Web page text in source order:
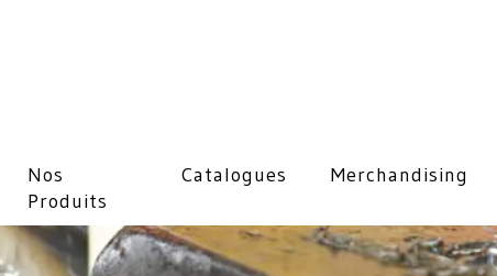
Nos
Produits
Catalogues Merchandising